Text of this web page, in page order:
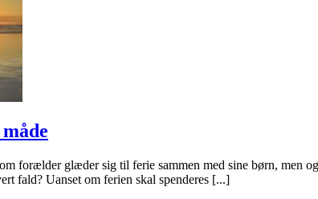
forælder glæder sig til ferie sammen med sine børn, men
fald? Uanset om ferien skal spenderes [...]